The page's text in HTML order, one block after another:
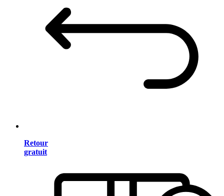
Retour
gratuit